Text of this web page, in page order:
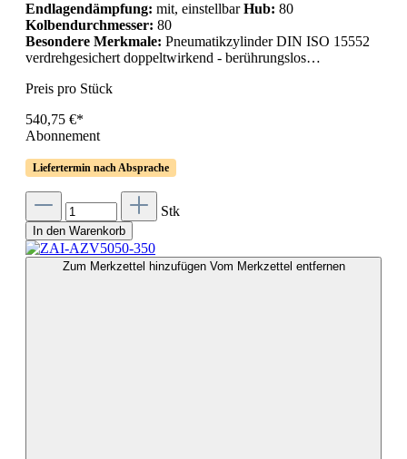
Endlagendämpfung: mit, einstellbarHub: 80
Kolbendurchmesser: 80
Besondere Merkmale: Pneumatikzylinder DIN ISO 15552
verdrehgesichert doppeltwirkend - berührungslos…
Preis pro Stück
540,75 €*
Abonnement
Liefertermin nach Absprache
Stk
In den Warenkorb
Zum Merkzettel hinzufügen Vom Merkzettel entfernen